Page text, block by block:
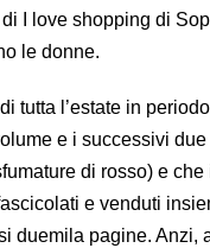
I love shopping di
le donne.
tutta l’estate in
e i successivi
di rosso) e
e venduti
duemila pagine. Anzi,